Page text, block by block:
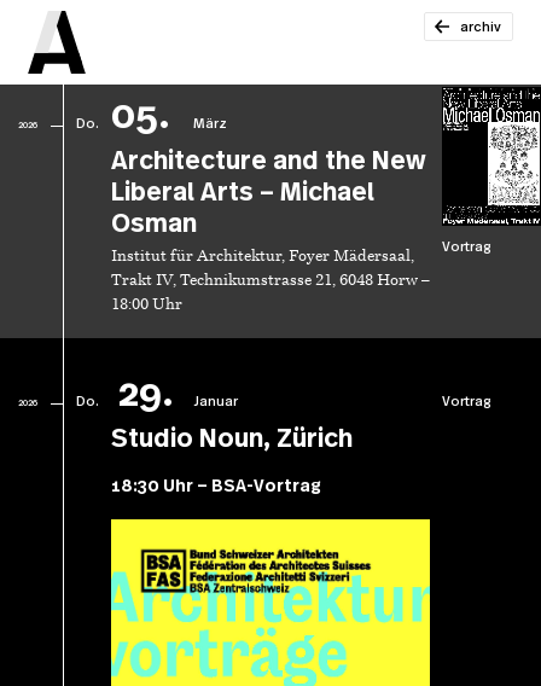
archiv
2026 Do. 05. März
Architecture and the New
Liberal Arts – Michael
Osman
Institut für Architektur, Foyer Mädersaal,
Trakt IV, Technikumstrasse 21, 6048 Horw –
18:00 Uhr
Vortrag
2026 Do. 29. Januar
Studio Noun, Zürich
18:30 Uhr – BSA-Vortrag
Vortrag